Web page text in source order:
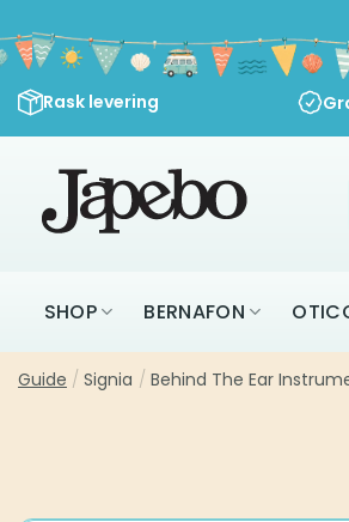
to
content
Rask levering
SHOP BERNAFON
Guide / Signia / Behind The Ear